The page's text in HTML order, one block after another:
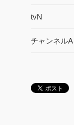
tvN
チャンネルA